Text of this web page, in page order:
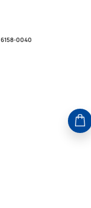
6158-0040